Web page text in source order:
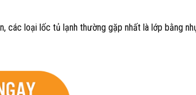
các loại lốc tủ lạnh thường gặp nhất là lớp bằng